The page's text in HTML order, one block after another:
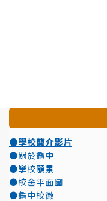
●學校簡介影片
●關於龜中
●學校願景
●校舍平面圖
●龜中校徽